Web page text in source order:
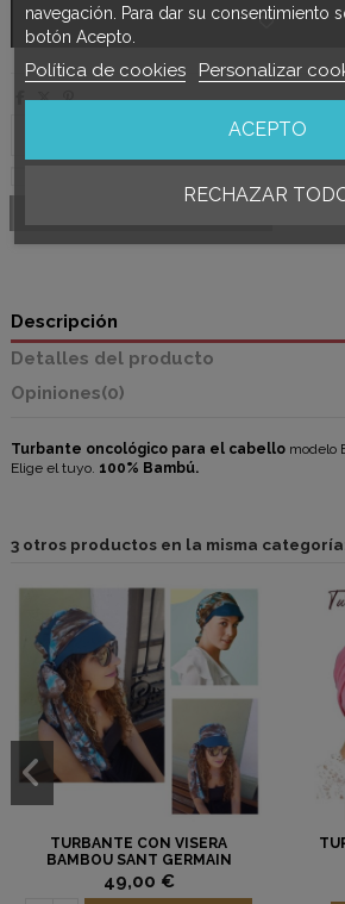
Descripción
Detalles del producto
Opiniones(0)
Turbante oncológico para el cabello modelo
Elige el tuyo. 100% Bambú.
3 otros productos en la misma
TURBANTE CON VISERA
BAMBOU SANT GERMAIN
49,00 €
navegación. Para dar su consentimiento
botón Acepto.
Política de cookies Personalizar
RECHAZAR
ACEPTO